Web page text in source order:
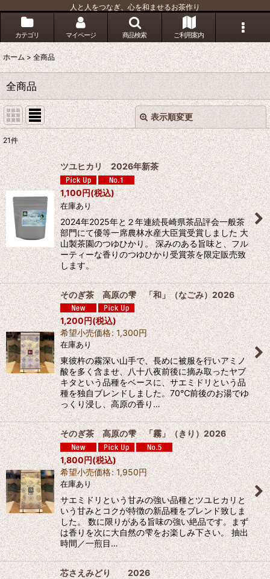
人と人をつなぎ、心を和ませるお茶作り
カテゴリ マイページ 商品検索 ご利用案内
ホーム > 全商品
全商品
表示順変更
表示数 :
並び順:
絞り込む
閉じる
21件
ツユヒカリ 2026年新茶
1,100円(税込)
在庫あり
2024年2025年と２年連続長崎県茶品評会一般茶
部門にて優等一席農林水産大臣賞受賞しました 大
山製茶園のつゆひかり。 深みのある旨味と、フル
ーティーな香りのつゆひかり受賞茶を限定販売致
します。
そのぎ茶 高原の雫 「和」（なごみ）2026
1,200円(税込)
希望小売価格: 1,300円
在庫あり
東彼杵の霧深い山手で、長めに被服を行いアミノ
酸を多く含ませ、八十八夜前後に摘み取ったヤブ
キタという品種をベースに、サエミドリという品
種を独自ブレンドしました。70℃前後のお湯でゆ
っくり浸し、高原の香り…
そのぎ茶 高原の雫 「霧」（きり）2026
1,800円(税込)
希望小売価格: 1,950円
在庫あり
サエミドリという甘みの強い品種とツユヒカリと
いう甘みとコクが特徴の新品種をブレンド致しま
した。 数に限りがある旨味の強い絶品です。まず
は香りを次に大自然の雫をお楽しみ下さい。 抽出
時間／一煎目…
芯さえみどり 2026